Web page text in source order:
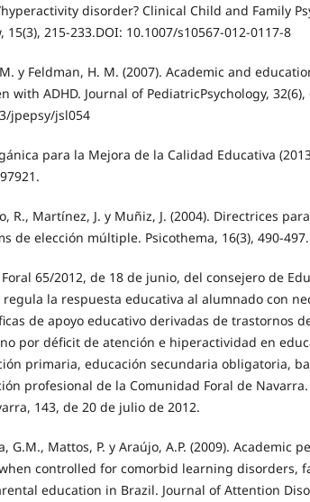
disorder? Clinical Child and Family
15(3), 215-233.DOI: 10.1007/s10567-012-0117-8
y Feldman, H. M. (2007). Academic and
with ADHD. Journal of PediatricPsychology, 32(6),
jpepsy/jsl054
para la Mejora de la Calidad Educativa
R., Martínez, J. y Muñiz, J. (2004). Directrices
de elección múltiple. Psicothema, 16(3), 490-497.
65/2012, de 18 de junio, del consejero de
regula la respuesta educativa al alumnado con
de apoyo educativo derivadas de trastornos
por déficit de atención e hiperactividad en
primaria, educación secundaria obligatoria,
profesional de la Comunidad Foral de
143, de 20 de julio de 2012.
G.M., Mattos, P. y Araújo, A.P. (2009). Academic
controlled for comorbid learning disorders,
education in Brazil. Journal of Attention